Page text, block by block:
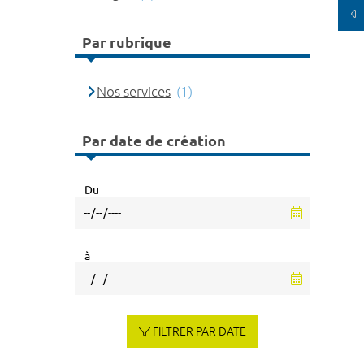
Par rubrique
Nos services (1)
Par date de création
Du
à
FILTRER PAR DATE